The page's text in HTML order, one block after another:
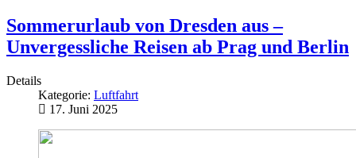
Sommerurlaub von Dresden aus –
Unvergessliche Reisen ab Prag und Berlin
Details
Kategorie: Luftfahrt
17. Juni 2025